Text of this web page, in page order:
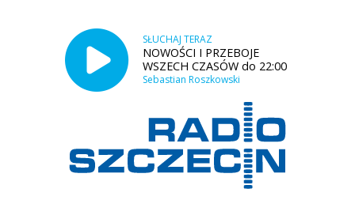
SŁUCHAJ TERAZ
NOWOŚCI I PRZEBOJE
WSZECH CZASÓW do 22:00
Sebastian Roszkowski